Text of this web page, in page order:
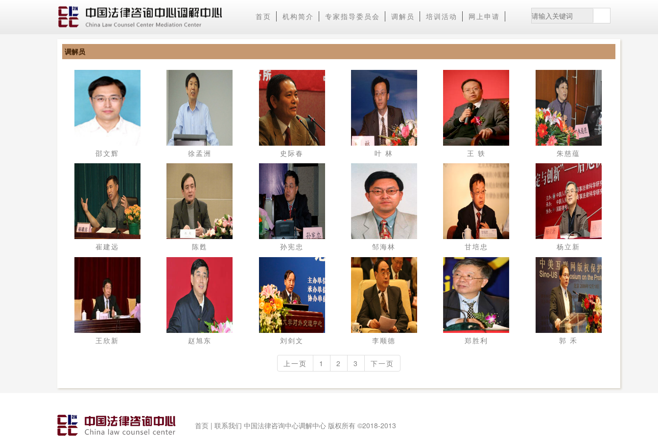
首页 机构简介 专家指导委员会 调解员 培训活动 网上申请
调解员
邵文辉 徐孟洲 史际春 叶 林 王 轶 朱慈蕴
崔建远 陈甦 孙宪忠 邹海林 甘培忠 杨立新
王欣新 赵旭东 刘剑文 李顺德 郑胜利 郭 禾
上一页 1 2 3 下一页
首页 | 联系我们 中国法律咨询中心调解中心 版权所有 ©️2018-2013